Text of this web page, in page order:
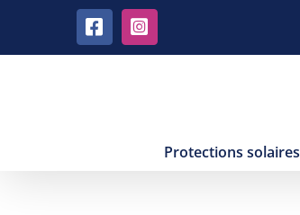
contenu
FacebookInstagram
Protections solaires